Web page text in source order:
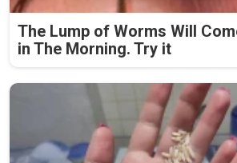
The Lump of Worms Will
in The Morning. Try it